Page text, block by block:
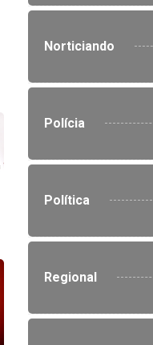
Norticiando
Polícia
Política
Regional